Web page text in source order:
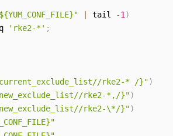
tail -1 )
q 'rke2-*' ;
rke2-* /}")
rke2-*,/}")
rke2-\*/}")